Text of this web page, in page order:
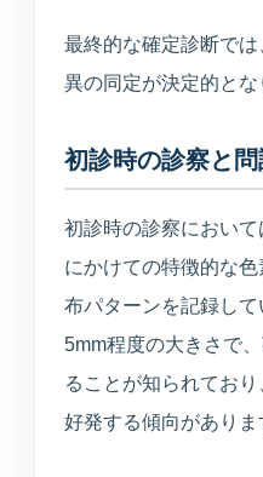
最終的な確定診断で
異の同定が決定的とな
初診時の診察と問
初診時の診察におい
にかけての特徴的な
布パターンを記録し
5mm程度の大きさで
ることが知られてお
好発する傾向がありま